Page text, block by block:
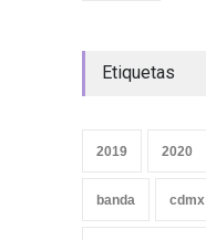
Etiquetas
2019 2020
banda cdmx